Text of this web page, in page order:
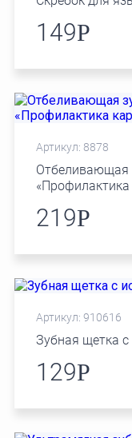
149Р
Артикул: 8878
Отбеливающая
«Профилактика
219Р
Артикул: 910616
Зубная щетка
129Р